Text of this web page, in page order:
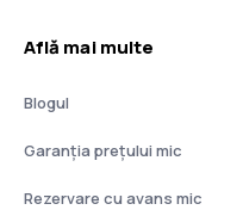
Află mai multe
Blogul
Garanția prețului mic
Rezervare cu avans mic